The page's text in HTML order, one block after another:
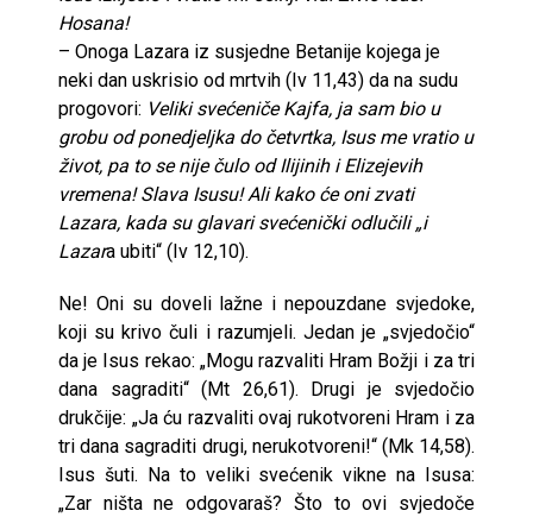
Hosana!
– Onoga Lazara iz susjedne Betanije kojega je
neki dan uskrisio od mrtvih (Iv 11,43) da na sudu
progovori: Veliki svećeniče Kajfa, ja sam bio u
grobu od ponedjeljka do četvrtka, Isus me vratio u
život, pa to se nije čulo od Ilijinih i Elizejevih
vremena! Slava Isusu! Ali kako će oni zvati
Lazara, kada su glavari svećenički odlučili „i
Lazara ubiti“ (Iv 12,10).
Ne! Oni su doveli lažne i nepouzdane svjedoke,
koji su krivo čuli i razumjeli. Jedan je „svjedočio“
da je Isus rekao: „Mogu razvaliti Hram Božji i za tri
dana sagraditi“ (Mt 26,61). Drugi je svjedočio
drukčije: „Ja ću razvaliti ovaj rukotvoreni Hram i za
tri dana sagraditi drugi, nerukotvoreni!“ (Mk 14,58).
Isus šuti. Na to veliki svećenik vikne na Isusa:
„Zar ništa ne odgovaraš? Što to ovi svjedoče